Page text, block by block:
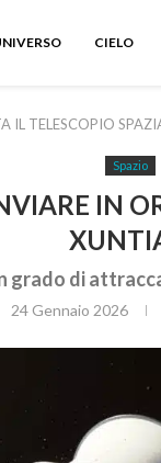
CIELO
IL TELESCOPIO
Spazio
IN
grado di
24 Gennaio 2026